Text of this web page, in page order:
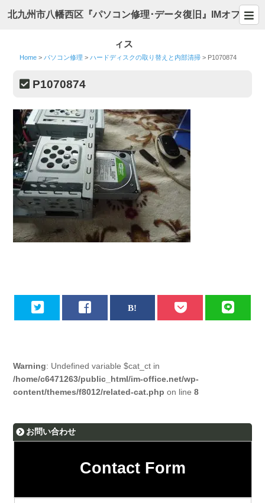
北九州市八幡西区『パソコン修理･データ復旧』IMオフ
ィス
Home > パソコン修理 >ハードディスクの取り替えと内部清掃 > P1070874
P1070874
Warning: Undefined variable $cat_ct in
/home/c6471263/public_html/im-office.net/wp-
content/themes/f8012/related-cat.php on line8
お問い合わせ
Contact Form